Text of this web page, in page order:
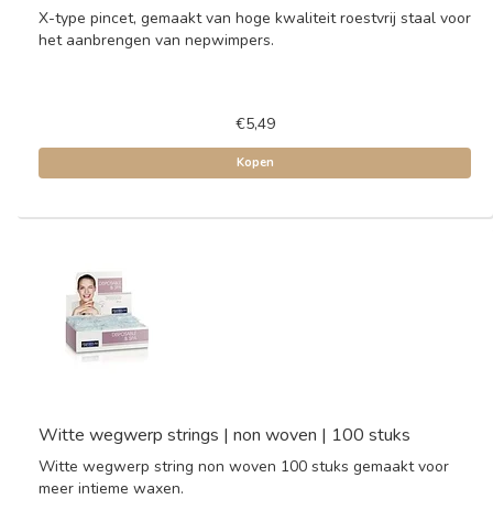
X-type pincet, gemaakt van hoge kwaliteit roestvrij staal voor
het aanbrengen van nepwimpers.
€5,49
Kopen
Witte wegwerp strings | non woven | 100 stuks
Witte wegwerp string non woven 100 stuks gemaakt voor
meer intieme waxen.